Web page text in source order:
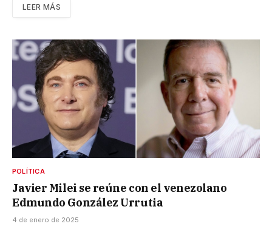
LEER MÁS
POLÍTICA
Javier Milei se reúne con el venezolano
Edmundo González Urrutia
4 de enero de 2025